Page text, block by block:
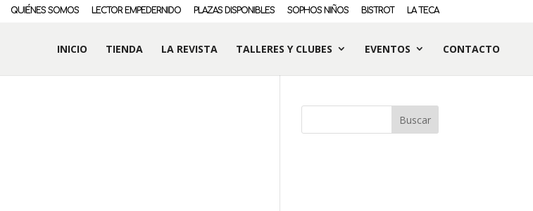
QUIÉNES SOMOS LECTOR EMPEDERNIDO PLAZAS DISPONIBLES SOPHOS NIÑOS BISTROT LA TECA
INICIO TIENDA LA REVISTA TALLERES Y CLUBES EVENTOS CONTACTO